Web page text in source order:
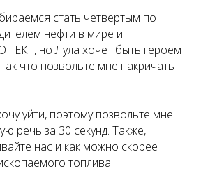
стать четвертым по
нефти в мире и
но Лула хочет быть героем
что позвольте мне накричать
уйти, поэтому позвольте мне
речь за 30 секунд. Также,
нас и как можно скорее
топлива.